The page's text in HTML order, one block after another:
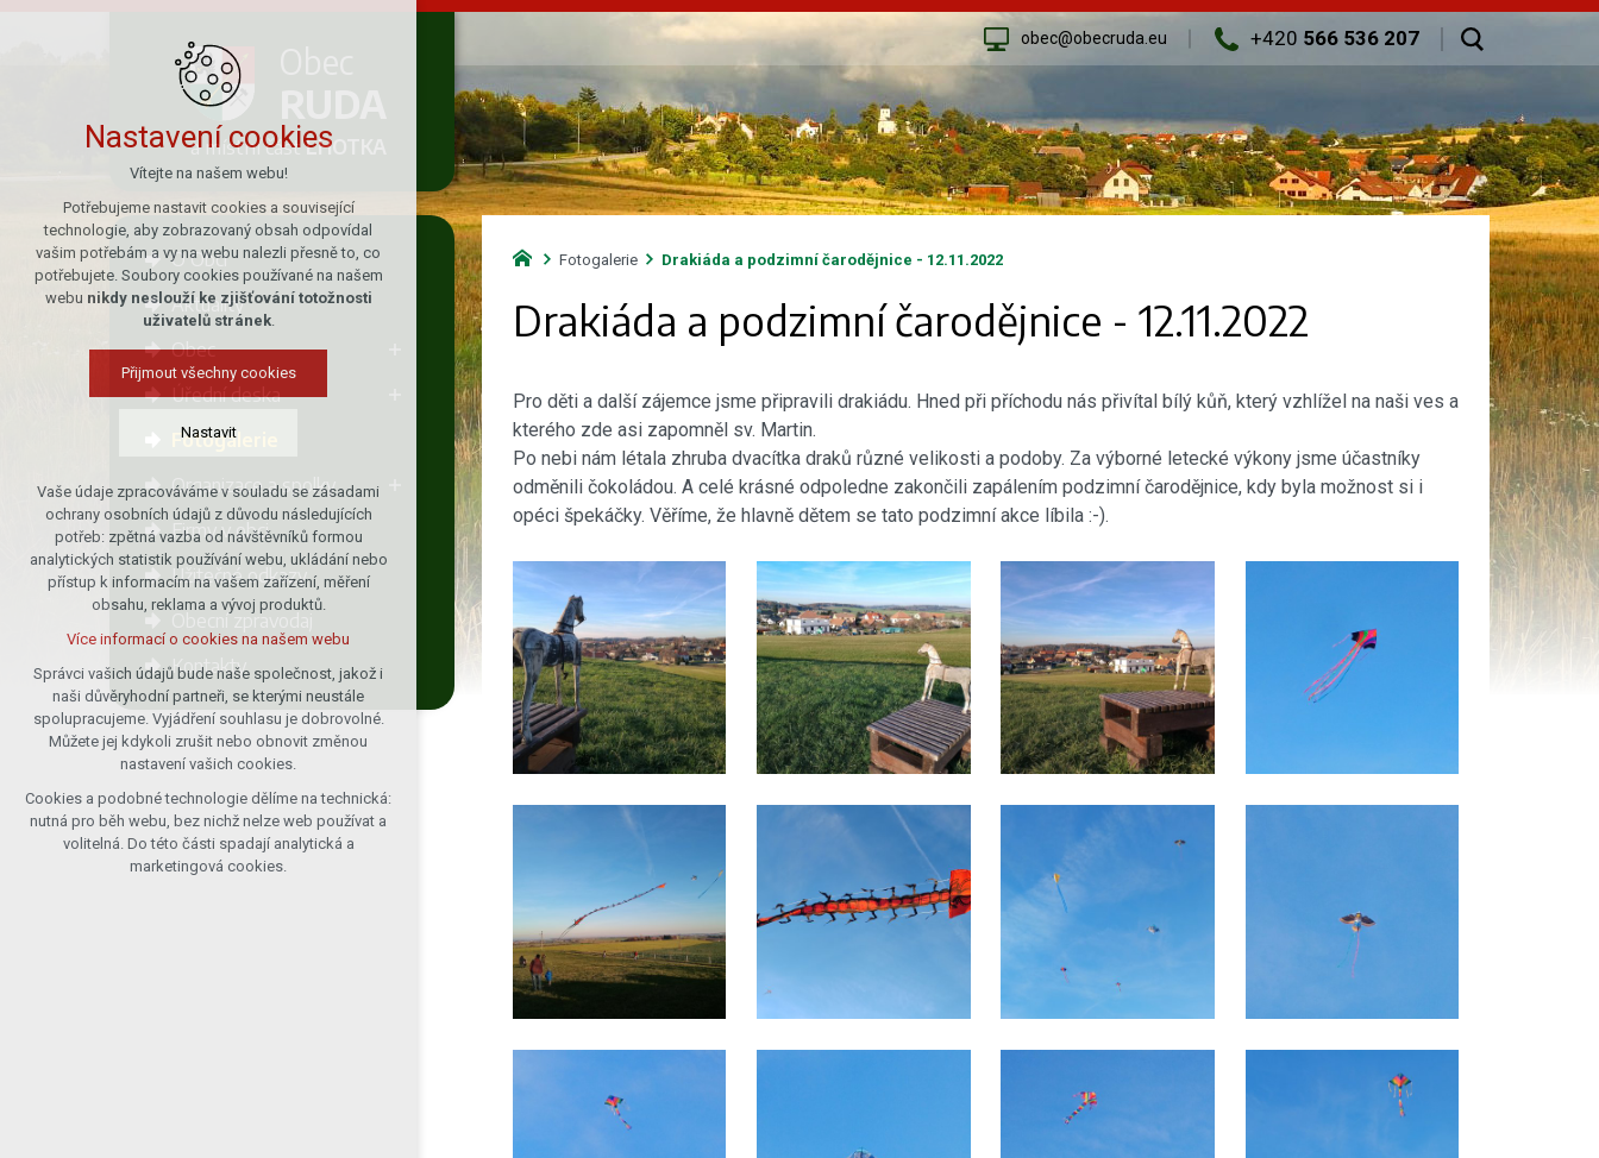
a místní částLHOTKA
+420 566 536 207
obec@obecruda.eu
Fotogalerie Drakiáda a podzimní čarodějnice - 12.11.2022
Drakiáda a podzimní čarodějnice - 12.11.2022
Pro děti a další zájemce jsme připravili drakiádu. Hned při příchodu nás přivítal bílý kůň, který vzhlížel na naši ves a
kterého zde asi zapomněl sv. Martin.
Po nebi nám létala zhruba dvacítka draků různé velikosti a podoby. Za výborné letecké výkony jsme účastníky
odměnili čokoládou. A celé krásné odpoledne zakončili zapálením podzimní čarodějnice, kdy byla možnost si i
opéci špekáčky. Věříme, že hlavně dětem se tato podzimní akce líbila :-).
O Obci
Aktuality
Obec
Úřední deska
Fotogalerie
Organizace a spolky
Firmy v obci
Užitečné odkazy
Obecní zpravodaj
Kontakty
Nastavení cookies
Vítejte na našem webu!
Potřebujeme nastavit cookies a související
technologie, aby zobrazovaný obsah odpovídal
vašim potřebám a vy na webu nalezli přesně to, co
potřebujete. Soubory cookies používané na našem
webu nikdy neslouží ke zjišťování totožnosti
uživatelů stránek.
Přijmout všechny cookies
Nastavit
Technická cookies
nutná pro provozování webu
udržení kontextu stránek (session):
případná přihlášení, volby jazyka, apod.
Volitelná cookies
analytická pro anonymizované
vyhodnocení návštěvnosti
marketingová cookies (Google)
Více informací o cookies na našem webu
Přijmout všechny cookies
Odmítnout vše
Vaše údaje zpracováváme v souladu se zásadami
ochrany osobních údajů z důvodu následujících
potřeb: zpětná vazba od návštěvníků formou
analytických statistik používání webu, ukládání nebo
přístup k informacím na vašem zařízení, měření
obsahu, reklama a vývoj produktů.
Více informací o cookies na našem webu
Správci vašich údajů bude naše společnost, jakož i
naši důvěryhodní partneři, se kterými neustále
spolupracujeme. Vyjádření souhlasu je dobrovolné.
Můžete jej kdykoli zrušit nebo obnovit změnou
nastavení vašich cookies.
Cookies a podobné technologie dělíme na technická:
nutná pro běh webu, bez nichž nelze web používat a
volitelná. Do této části spadají analytická a
marketingová cookies.